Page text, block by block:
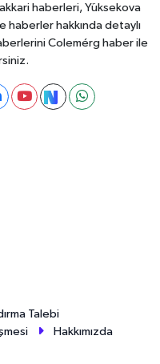
haberleri, Yüksekova
hakkında detaylı
Colemérg haber ile
Talebi
Hakkımızda